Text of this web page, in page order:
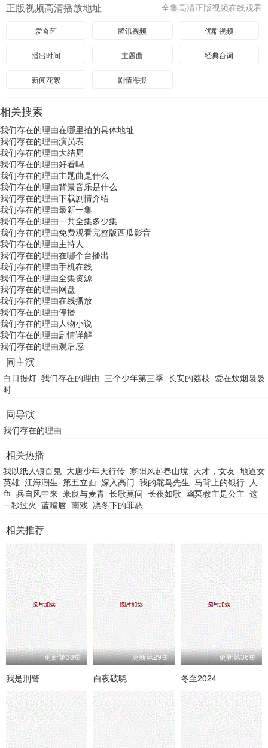
全集高清正版视频在线观看
正版视频高清播放地址
爱奇艺 腾讯视频 优酷视频
播出时间 主题曲 经典台词
新闻花絮 剧情海报
相关搜索
我们存在的理由在哪里拍的具体地址
我们存在的理由演员表
我们存在的理由大结局
我们存在的理由好看吗
我们存在的理由主题曲是什么
我们存在的理由背景音乐是什么
我们存在的理由下载剧情介绍
我们存在的理由最新一集
我们存在的理由一共全集多少集
我们存在的理由免费观看完整版西瓜影音
我们存在的理由主持人
我们存在的理由在哪个台播出
我们存在的理由手机在线
我们存在的理由全集资源
我们存在的理由网盘
我们存在的理由在线播放
我们存在的理由停播
我们存在的理由人物小说
我们存在的理由剧情详解
我们存在的理由观后感
同主演
白日提灯 我们存在的理由 三个少年第三季 长安的荔枝 爱在炊烟袅袅
时
同导演
我们存在的理由
相关热播
我以纸人镇百鬼 大唐少年天行传 寒阳风起春山境 天才，女友 地道女
英雄 江海潮生 第五立面 嫁入高门 我的鸵鸟先生 马背上的银行 人
鱼 兵自风中来 米良与麦青 长歌莫问 长夜如歌 幽冥教主是公主 这
一秒过火 蓝嘴唇 南戏 凛冬下的罪恶
相关推荐
更新第38集
我是刑警
更新第29集
白夜破晓
更新第36集
冬至2024